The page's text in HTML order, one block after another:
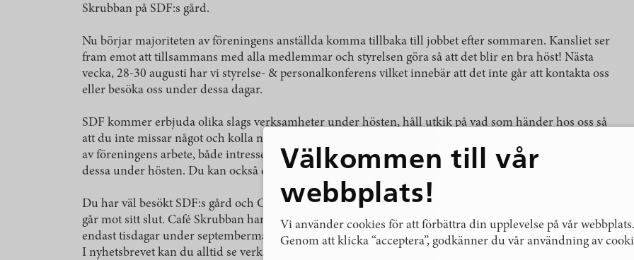
Skrubban på SDF:s gård.
Nu börjar majoriteten av föreningens anställda komma tillbaka till jobbet efter sommaren. Kansliet ser
fram emot att tillsammans med alla medlemmar och styrelsen göra så att det blir en bra höst! Nästa
vecka, 28-30 augusti har vi styrelse- & personalkonferens vilket innebär att det inte går att kontakta oss
eller besöka oss under dessa dagar.
SDF kommer erbjuda olika slags verksamheter under hösten, håll utkik på vad som händer hos oss så
att du inte missar något och kolla noga vart varje aktivitet sker! Du som medlem kommer kunna ta del
av föreningens arbete, både intressepolitiskt och inom verksamheten och även själv aktivt vara en del av
dessa under hösten. Du kan också engagera dig på många sätt. Nyfiken? Kontakta gärna oss!
Du har väl besökt SDF:s gård och Café Skrubban under sommaren? Ta chansen nu när caféets säsong
går mot sitt slut. Café Skrubban har öppet både tisdag och lördag under augustimånaden och fortsätter
endast tisdagar under septembermånanden.
I nyhetsbrevet kan du alltid se verksamhet för samma månad. Nästa Teckentydaren utkommer runt 11
Välkommen till vår
webbplats!
Vi använder cookies för att förbättra din upplevelse på vår webbplats.
Genom att klicka “acceptera”, godkänner du vår användning av